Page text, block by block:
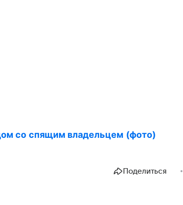
со спящим владельцем (фото)
Поделиться